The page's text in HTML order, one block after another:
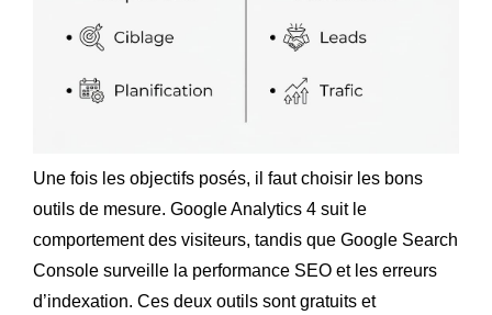
Une fois les objectifs posés, il faut choisir les bons
outils de mesure. Google Analytics 4 suit le
comportement des visiteurs, tandis que Google Search
Console surveille la performance SEO et les erreurs
d’indexation. Ces deux outils sont gratuits et